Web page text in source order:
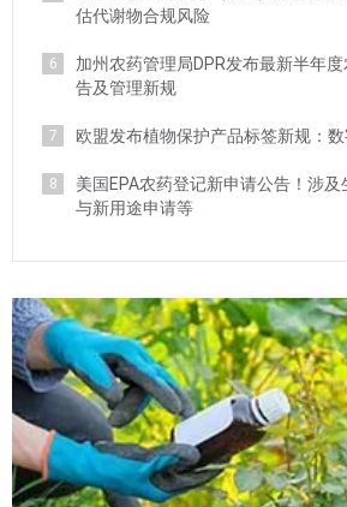
估代谢物合规风险
6
加州农药管理局DPR发布最新半年
告及管理新规
7 欧盟发布植物保护产品标签新规：
8
美国EPA农药登记新申请公告！涉
与新用途申请等